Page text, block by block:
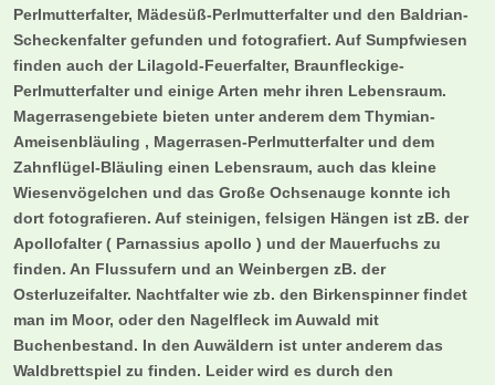
Perlmutterfalter, Mädesüß-Perlmutterfalter und den Baldrian-
Scheckenfalter gefunden und fotografiert. Auf Sumpfwiesen
finden auch der Lilagold-Feuerfalter, Braunfleckige-
Perlmutterfalter und einige Arten mehr ihren Lebensraum.
Magerrasengebiete bieten unter anderem dem Thymian-
Ameisenbläuling , Magerrasen-Perlmutterfalter und dem
Zahnflügel-Bläuling einen Lebensraum, auch das kleine
Wiesenvögelchen und das Große Ochsenauge konnte ich
dort fotografieren. Auf steinigen, felsigen Hängen ist zB. der
Apollofalter ( Parnassius apollo ) und der Mauerfuchs zu
finden. An Flussufern und an Weinbergen zB. der
Osterluzeifalter. Nachtfalter wie zb. den Birkenspinner findet
man im Moor, oder den Nagelfleck im Auwald mit
Buchenbestand. In den Auwäldern ist unter anderem das
Waldbrettspiel zu finden. Leider wird es durch den